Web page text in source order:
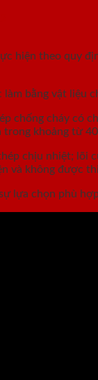
hiện theo quy
bằng vật liệu
chống cháy có
trong khoảng từ
chịu nhiệt; lõi
và không được
lựa chọn phù